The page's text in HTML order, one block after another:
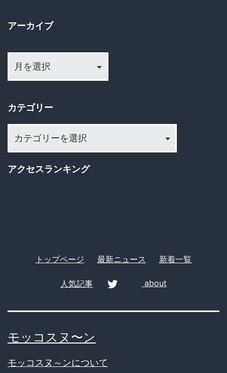
送
り
アーカイブ
カ
ブ
カテゴリー
リ
アクセスランキング
トップページ 最新ニュース 新着一覧
人気記事 about
モッコスヌ〜ン
モッコスヌ～ンについて